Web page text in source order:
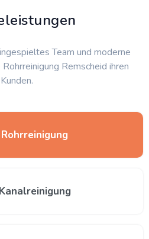
Team und moderne
Remscheid ihren
Kunden.
Rohrreinigung
Kanalreinigung